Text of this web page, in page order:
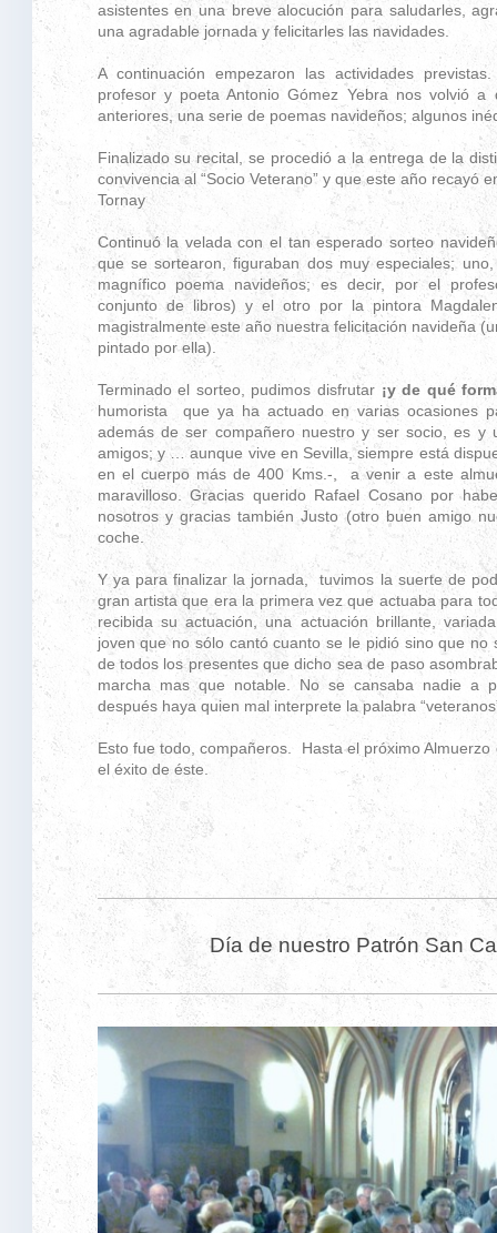
asistentes en una breve alocución para saludarles,
una agradable jornada y felicitarles las navidades.
A continuación empezaron las actividades
profesor y poeta Antonio Gómez Yebra nos volvió a
anteriores, una serie de poemas navideños; algunos
Finalizado su recital, se procedió a la entrega de la
convivencia al “Socio Veterano” y que este año recayó
Tornay
Continuó la velada con el tan esperado sorteo
que se sortearon, figuraban dos muy especiales;
magnífico poema navideños; es decir, por el
conjunto de libros) y el otro por la pintora
magistralmente este año nuestra felicitación navideña
pintado por ella).
Terminado el sorteo, pudimos disfrutar ¡y de qué
humorista que ya ha actuado en varias ocasiones
además de ser compañero nuestro y ser socio, es
amigos; y … aunque vive en Sevilla, siempre está
en el cuerpo más de 400 Kms.-, a venir a este
maravilloso. Gracias querido Rafael Cosano por
nosotros y gracias también Justo (otro buen amigo
coche.
Y ya para finalizar la jornada, tuvimos la suerte de
gran artista que era la primera vez que actuaba para
recibida su actuación, una actuación brillante,
joven que no sólo cantó cuanto se le pidió sino que
de todos los presentes que dicho sea de paso
marcha mas que notable. No se cansaba nadie a
después haya quien mal interprete la palabra
Esto fue todo, compañeros. Hasta el próximo
el éxito de éste.
Día de nuestro Patrón San